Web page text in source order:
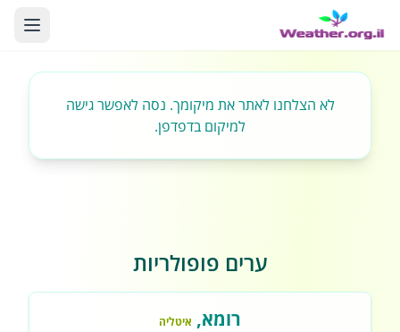
לא הצלחנו לאתר את מיקומך. נסה לאפשר גישה
למיקום בדפדפן.
ערים פופולריות
רומא, איטליה